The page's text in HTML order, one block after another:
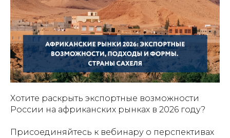
Хотите раскрыть экспортные возможности
России на африканских рынках в 2026 году?
Присоединяйтесь к вебинару о перспективах